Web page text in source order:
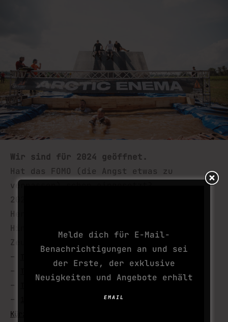
Wir sind für 2024 geöffnet.
Hat das FOMO (die Angst etwas zu
verpassen) schon eingesetzt?
2024 = eine Strecke. Eine
Herausforderung: 16+Kilometer, 20+
Hindernisse – wir wissen, dass du das
Zeug dazu hast.
–
–
–
–
1 weiterer deutscher Austragungsort folgt in
Kürze
Melde dich für E-Mail-
Benachrichtigungen an und sei
der Erste, der exklusive
Neuigkeiten und Angebote erhält
EMAIL